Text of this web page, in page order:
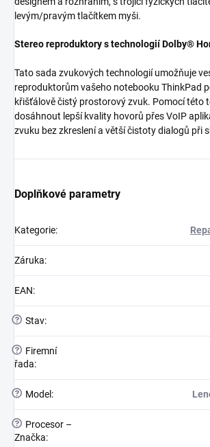
levým/pravým tlačítkem myši.
Stereo reproduktory s technologií Dolby®
Tato sada zvukových technologií umožňuje
reproduktorům vašeho notebooku ThinkPad
křišťálově čistý prostorový zvuk. Pomocí této
dosáhnout lepší kvality hovorů přes VoIP
zvuku bez zkreslení a větší čistoty dialogů při
Doplňkové parametry
Kategorie:
Záruka:
EAN:
? Stav:
?
Firemní
řada:
? Model :
?
Procesor –
Značka: